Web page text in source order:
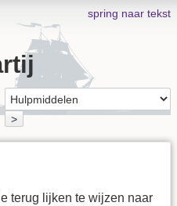
spring naar tekst
>
terug lijken te wijzen naar